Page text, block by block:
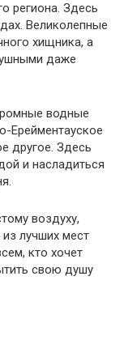
региона. Здесь
Великолепные
хищника, а
даже
водные
Ерейментауское
другое. Здесь
и насладиться
воздуху,
лучших мест
кто хочет
свою душу